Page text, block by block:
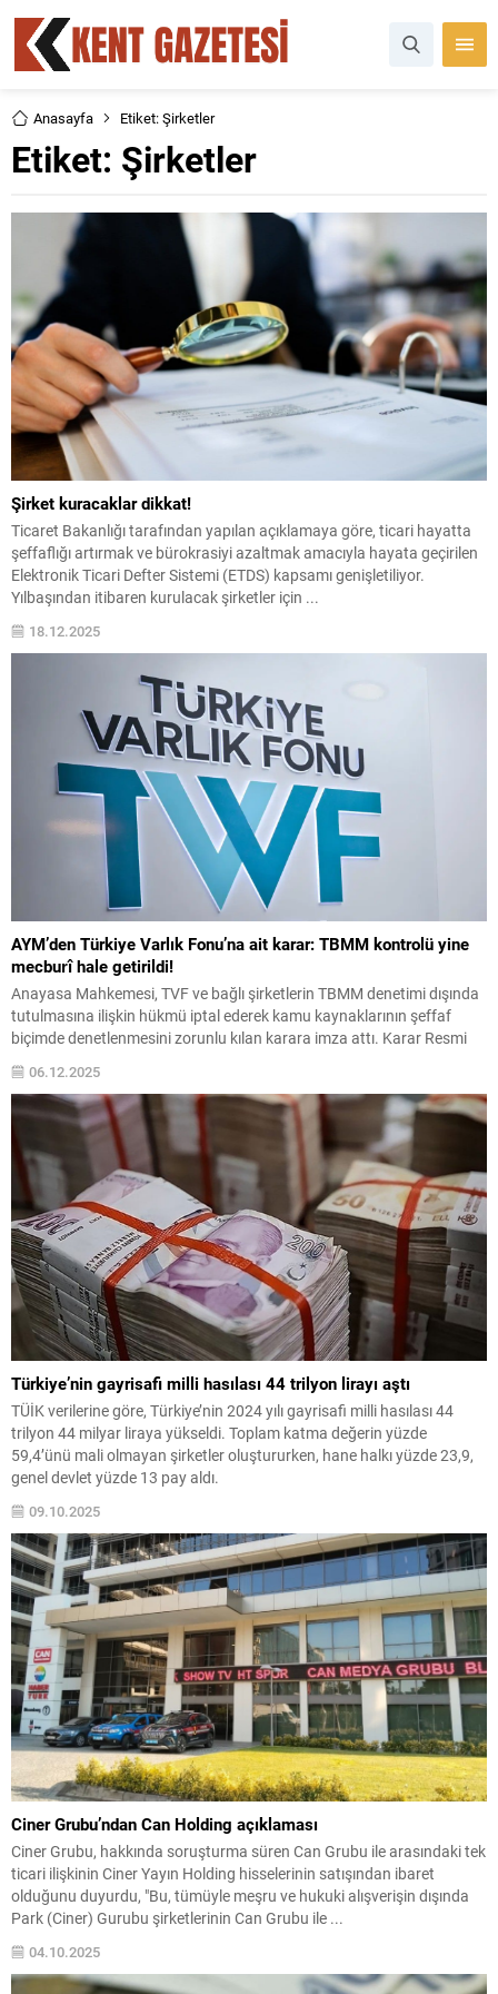
Anasayfa Etiket: Şirketler
Etiket: Şirketler
Şirket kuracaklar dikkat!
Ticaret Bakanlığı tarafından yapılan açıklamaya göre, ticari hayatta
şeffaflığı artırmak ve bürokrasiyi azaltmak amacıyla hayata geçirilen
Elektronik Ticari Defter Sistemi (ETDS) kapsamı genişletiliyor.
Yılbaşından itibaren kurulacak şirketler için ...
18.12.2025
AYM’den Türkiye Varlık Fonu’na ait karar: TBMM kontrolü yine
mecburî hale getirildi!
Anayasa Mahkemesi, TVF ve bağlı şirketlerin TBMM denetimi dışında
tutulmasına ilişkin hükmü iptal ederek kamu kaynaklarının şeffaf
biçimde denetlenmesini zorunlu kılan karara imza attı. Karar Resmi
06.12.2025
Türkiye’nin gayrisafi milli hasılası 44 trilyon lirayı aştı
TÜİK verilerine göre, Türkiye’nin 2024 yılı gayrisafi milli hasılası 44
trilyon 44 milyar liraya yükseldi. Toplam katma değerin yüzde
59,4’ünü mali olmayan şirketler oluştururken, hane halkı yüzde 23,9,
genel devlet yüzde 13 pay aldı.
09.10.2025
Ciner Grubu’ndan Can Holding açıklaması
Ciner Grubu, hakkında soruşturma süren Can Grubu ile arasındaki tek
ticari ilişkinin Ciner Yayın Holding hisselerinin satışından ibaret
olduğunu duyurdu, "Bu, tümüyle meşru ve hukuki alışverişin dışında
Park (Ciner) Gurubu şirketlerinin Can Grubu ile ...
04.10.2025